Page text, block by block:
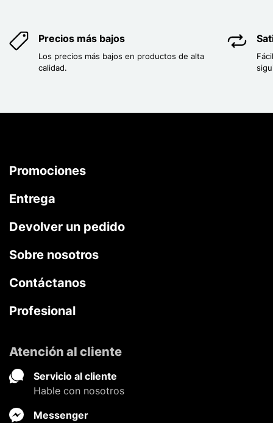
Precios más bajos
Los precios más bajos en productos de alta
calidad.
Promociones
Entrega
Devolver un pedido
Sobre nosotros
Contáctanos
Profesional
Atención al cliente
Servicio al cliente
Hable con nosotros
Messenger